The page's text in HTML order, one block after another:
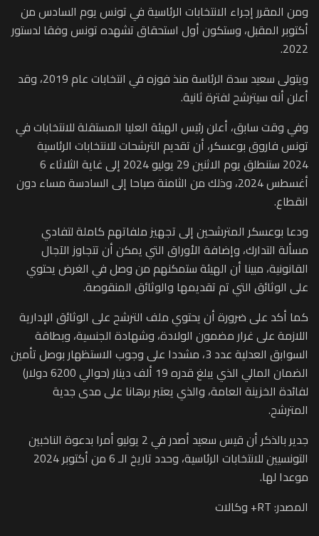
ومن المقرر إجراء الانتخابات الرئاسية في تونس يوم السادس من
أكتوبر المقبل، وستكون أول استحقاق تشهده تونس وفقا لدستور
2022.
ويتولى سعيد سدة الرئاسة منذ فوزه في انتخابات عام 2019، وقد
أعلن أنه سيترشح لفترة ثانية.
وفي وقت سابق، أعلن رئيس الهيئة العليا المستقلة للانتخابات في
تونس فاروق بوعسكر، أن تقديم الترشحات للانتخابات الرئاسية
2024 ستنطلق يوم الاثنين 29 يوليو 2024 إلى غاية الثلاثاء 6
أغسطس 2024، وذلك من الثامنة صباحا إلى السادسة مساء دون
انقطاع.
ودعا بوعسكر المترشحين إلى تجهيز ملفاتهم كاملة لتفادي
مسألة التدارك، وإضافة الأوراق التي يمكن أن تتجاوز الآجال
القانونية، مبينا أن الهيئة ستمكنهم من وصل في الغرض يحتوي
على الوثائق التي تم تقديمها والوثائق المنقوصة.
كما أكد على ضرورة أن يحتوي ملف الترشح على الوثائق الإدارية
اللازمة على غرار مضمون الولادة، وشهادة الجنسية، وبطاقة
السوابق العدلية عدد 3، مشددا على وجوب الاستظهار بوصل تأمين
الضمان المالي الذي يبلغ قدره 19 ألف دينار (حوالي 6200 دولار)
لفائدة الخزينة العامة، والذي يعتبر برهانا على مدى جدية
المترشح.
جدير بالذكر أن قيس سعيد أصدر في 2 يوليو أمرا بدعوة الناخبين
التونسيين للانتخابات الرئاسية، وحدد تاريخ الـ 6 من أكتوبر 2024
موعدا لها.
المصدر: RT+ وكالات